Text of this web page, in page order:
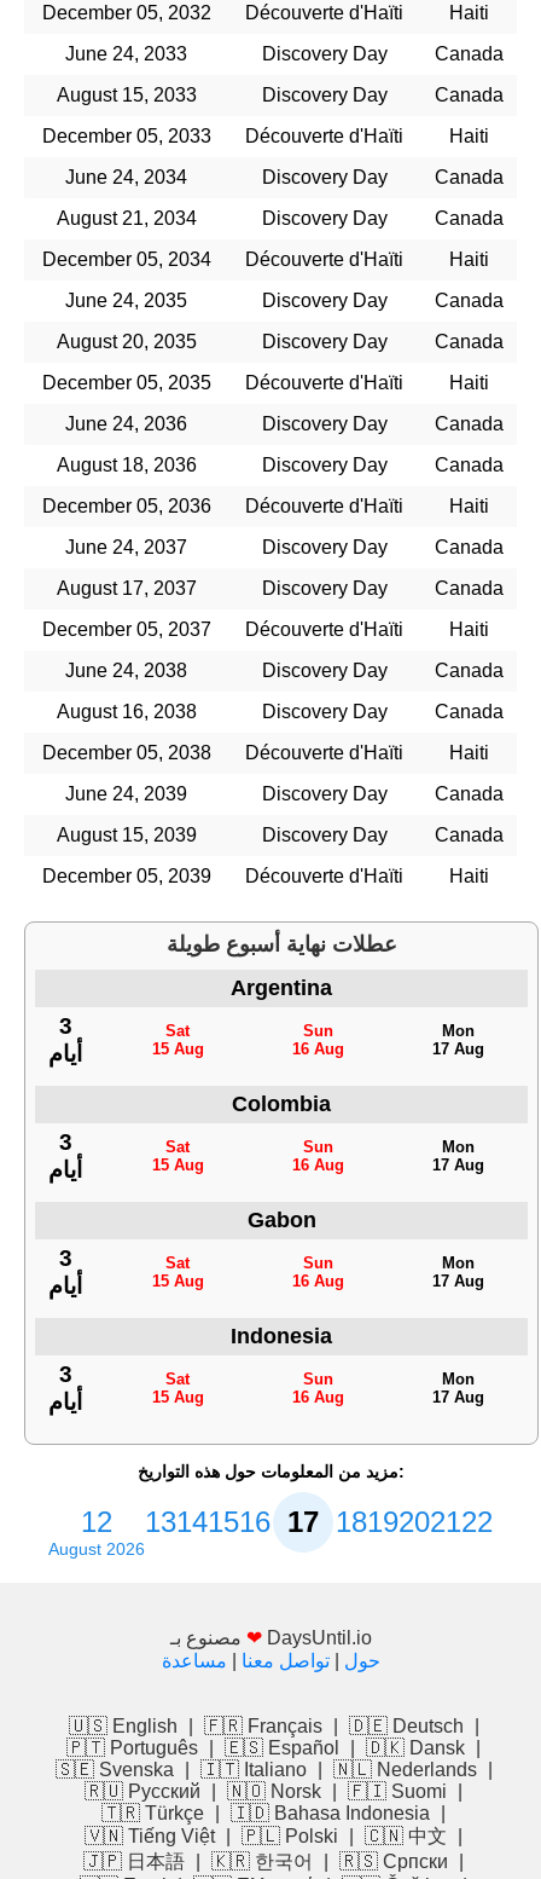
December 05, 2032
Découverte d'Haïti
Haiti
June 24, 2033
Discovery Day
Canada
August 15, 2033
Discovery Day
Canada
December 05, 2033
Découverte d'Haïti
Haiti
June 24, 2034
Discovery Day
Canada
August 21, 2034
Discovery Day
Canada
December 05, 2034
Découverte d'Haïti
Haiti
June 24, 2035
Discovery Day
Canada
August 20, 2035
Discovery Day
Canada
December 05, 2035
Découverte d'Haïti
Haiti
June 24, 2036
Discovery Day
Canada
August 18, 2036
Discovery Day
Canada
December 05, 2036
Découverte d'Haïti
Haiti
June 24, 2037
Discovery Day
Canada
August 17, 2037
Discovery Day
Canada
December 05, 2037
Découverte d'Haïti
Haiti
June 24, 2038
Discovery Day
Canada
August 16, 2038
Discovery Day
Canada
December 05, 2038
Découverte d'Haïti
Haiti
June 24, 2039
Discovery Day
Canada
August 15, 2039
Discovery Day
Canada
December 05, 2039
Découverte d'Haïti Haiti
عطلات نهاية أسبوع طويلة
Argentina
3
أيام
Sat
15 Aug
Sun
16 Aug
Mon
17 Aug
Colombia
3
أيام
Sat
15 Aug
Sun
16 Aug
Mon
17 Aug
Gabon
3
أيام
Sat
15 Aug
Sun
16 Aug
Mon
17 Aug
Indonesia
3
أيام
Sat
15 Aug
Sun
16 Aug
Mon
17 Aug
مزيد من المعلومات حول هذه التواريخ:
12
August 2026
13141516171819202122
❤ DaysUntil.io
حول |تواصل معنا مساعدة
🇺🇸 English 🇫🇷 Français 🇩🇪 Deutsch
🇵🇹 Português
🇪🇸 Español 🇩🇰 Dansk
🇸🇪 Svenska
🇮🇹 Italiano 🇳🇱 Nederlands
🇷🇺 Русский
🇳🇴 Norsk 🇫🇮 Suomi
🇹🇷 Türkçe
🇮🇩 Bahasa Indonesia
🇻🇳 Tiếng Việt
🇵🇱 Polski 🇨🇳 中文
🇯🇵 日本語
🇰🇷 한국어 🇷🇸 Српски